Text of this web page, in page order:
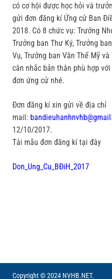
có cơ hội được học hỏi và
gửi đơn đăng kí Ứng cử Ban
2018. Có 8 chức vụ: Trưởng
Trưởng ban Thư Ký, Trưởng
Vụ, Trưởng ban Văn Thể Mỹ
cân nhắc bản thân phù hợp
đơn ứng cử nhé.
Đơn đăng kí xin gửi về địa chỉ
mail:
12/10/2017.
Tải mẫu đơn đăng kí tại đây
Don_Ung_Cu_BĐiH_2017
Copyright © 2024 NVHB.NET.